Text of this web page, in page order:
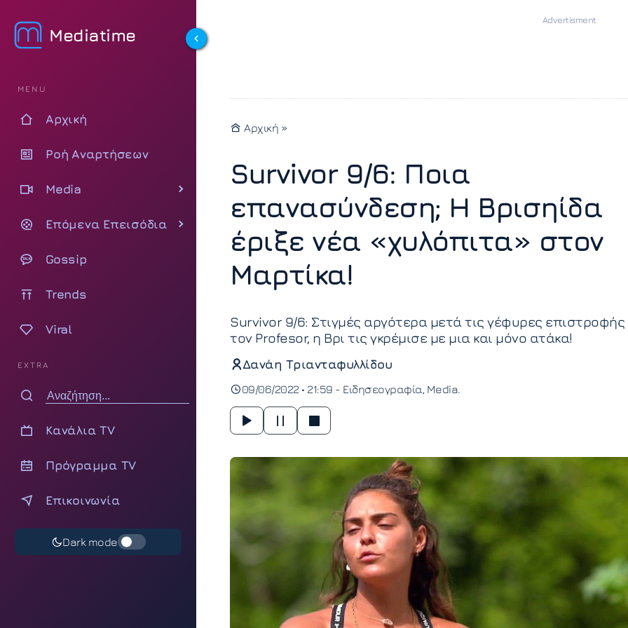
Mediatime
MENU
Αρχική
Ροή Αναρτήσεων
Media
Επόμενα Επεισόδια
Gossip
Trends
Viral
EXTRA
Κανάλια TV
Πρόγραμμα TV
Επικοινωνία
Dark mode
Αρχική »
Survivor 9/6: Ποια
επανασύνδεση; Η Βρισηίδα
έριξε νέα «χυλόπιτα» στον
Μαρτίκα!
Survivor 9/6: Στιγμές αργότερα μετά τις γέφυρες επιστροφής
τον Profesor, η Βρι τις γκρέμισε με μια και μόνο ατάκα!
Δανάη Τριανταφυλλίδου
09/06/2022 • 21:59 - Ειδησεογραφία Media